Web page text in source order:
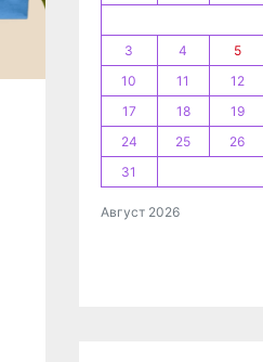
Август 2026
3
4 5
10
11 12
17
18 19
24
25 26
31